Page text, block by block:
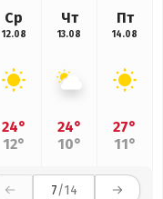
Ср
12.08
24°
12°
Чт
13.08
24°
10°
Пт
14.08
27°
11°
7/14